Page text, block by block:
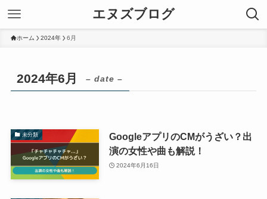
エヌズブログ
ホーム 2024年 6月
2024年6月 – date –
未分類
GoogleアプリのCMがうざい？出
演の女性や曲も解説！
2024年6月16日